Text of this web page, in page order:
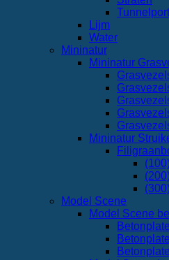
Lijm
Water
Mininatur
Mininatur
Mininatur
Model Scene
Model Scene